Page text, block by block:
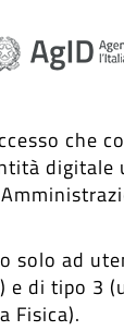
che
digitale
solo ad
e di tipo 3
Fisica).